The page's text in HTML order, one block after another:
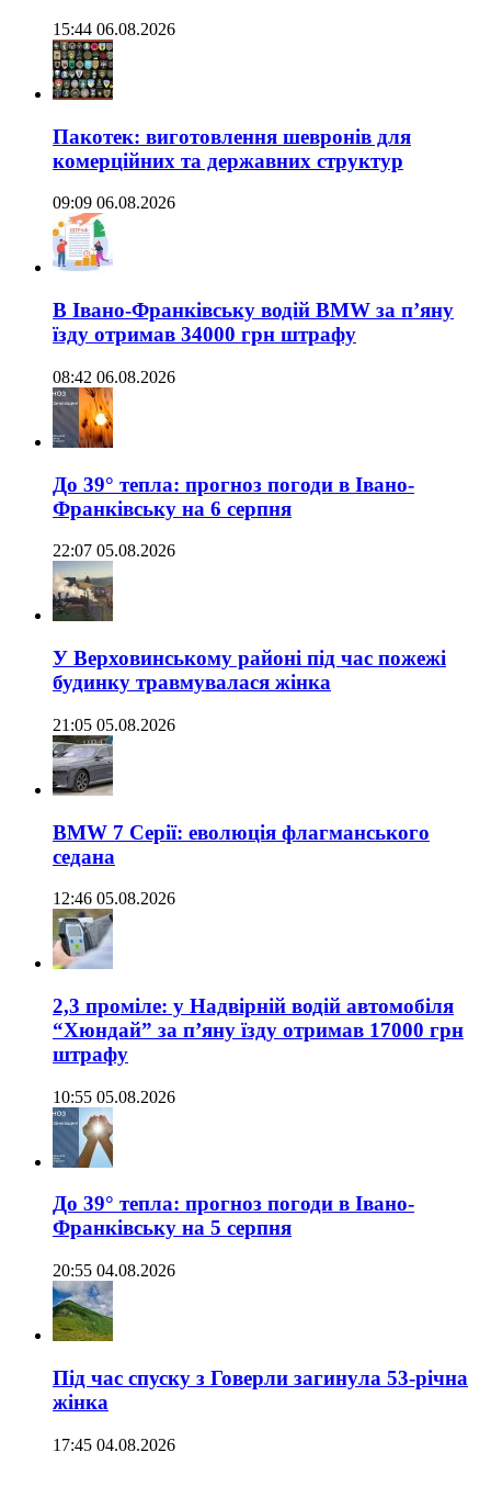
15:44 06.08.2026
Пакотек: виготовлення шевронів для
комерційних та державних структур
09:09 06.08.2026
В Івано-Франківську водій BMW за п’яну
їзду отримав 34000 грн штрафу
08:42 06.08.2026
До 39° тепла: прогноз погоди в Івано-
Франківську на 6 серпня
22:07 05.08.2026
У Верховинському районі під час пожежі
будинку травмувалася жінка
21:05 05.08.2026
BMW 7 Серії: еволюція флагманського
седана
12:46 05.08.2026
2,3 проміле: у Надвірній водій автомобіля
“Хюндай” за п’яну їзду отримав 17000 грн
штрафу
10:55 05.08.2026
До 39° тепла: прогноз погоди в Івано-
Франківську на 5 серпня
20:55 04.08.2026
Під час спуску з Говерли загинула 53-річна
жінка
17:45 04.08.2026